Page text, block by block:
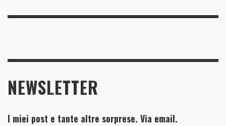
NEWSLETTER
I miei post e tante altre sorprese. Via email.